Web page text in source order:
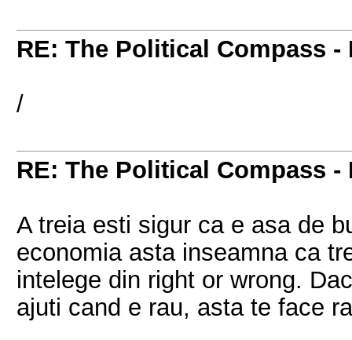
RE: The Political Compass -
/
RE: The Political Compass -
A treia esti sigur ca e asa de
economia asta inseamna ca
intelege din right or wrong.
ajuti cand e rau, asta te face